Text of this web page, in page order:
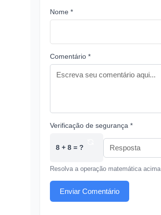
Nome *
Comentário *
Verificação de segurança *
8 + 8 = ?
Resolva a operação matemática acima
Enviar Comentário